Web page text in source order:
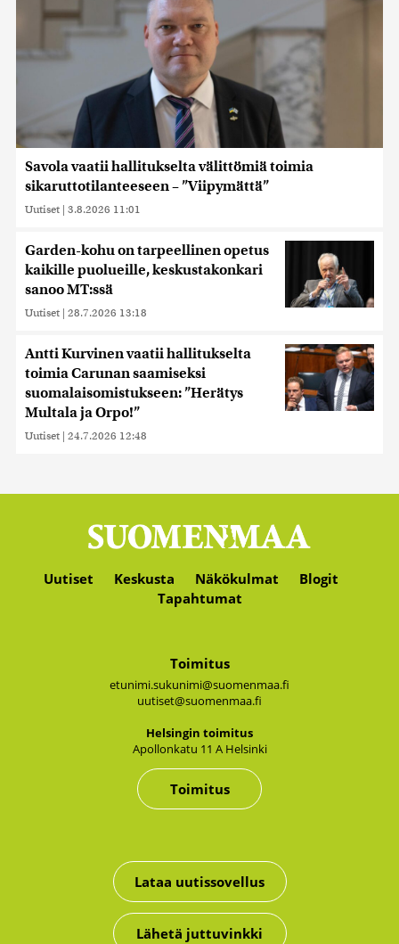
Savola vaatii hallitukselta välittömiä toimia
sikaruttotilanteeseen – ”Viipymättä”
Uutiset | 3.8.2026 11:01
Garden-kohu on tarpeellinen opetus
kaikille puolueille, keskustakonkari
sanoo MT:ssä
Uutiset | 28.7.2026 13:18
Antti Kurvinen vaatii hallitukselta
toimia Carunan saamiseksi
suomalaisomistukseen: ”Herätys
Multala ja Orpo!”
Uutiset | 24.7.2026 12:48
Uutiset Keskusta Näkökulmat
Blogit
Tapahtumat
Toimitus
etunimi.sukunimi@suomenmaa.fi
uutiset@suomenmaa.fi
Hel­sin­gin toi­mi­tus
Apol­lon­ka­tu 11 A Hel­sin­ki
Toimitus
Lataa uutissovellus
Lähetä juttuvinkki